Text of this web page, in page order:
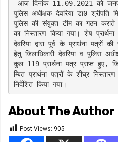
पुलिस अधीक्षक देवरिया डा0 श्रीपति
पुलिस की संयुक्त टीम का गठन कराते
का निस्तारण किया गया। शेष
देवरिया द्वारा पूर्व के प्रार्थना
हेतु जिलाधिकारी देवरिया व पुलिस
कुल 119 प्रार्थना पत्र प्राप्त हुए,
म्बित प्रार्थना पत्रों के शीघ्र
About The Author
Post Views: 905